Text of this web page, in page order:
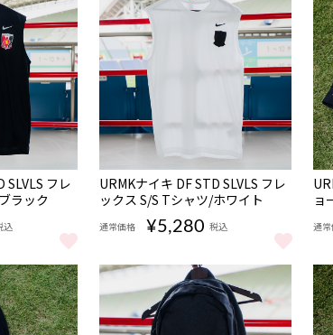
る
SLVLS フレ
ラック
込
SLVLS フレックス S/S Tシャツ/ブラック をもっと見る
NEW
URMKナイキ DF STD SLVLS フレ
ックス S/S Tシャツ/ホワイト
通常価格 ¥5,280 税込
URMKナイキ DF STD SLVLS フレック
ョ
通